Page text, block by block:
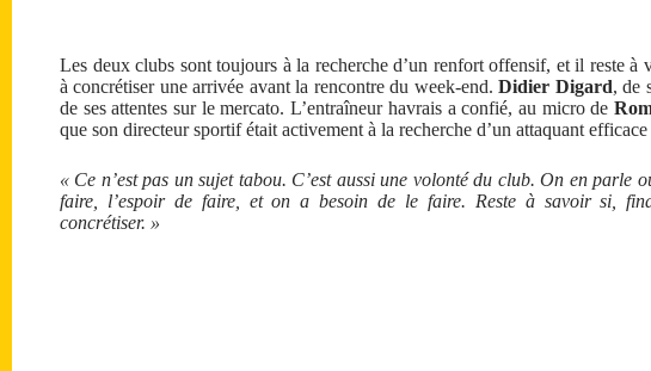
Les deux clubs sont toujours à la recherche d’un renfort offensif, et il reste à
à concrétiser une arrivée avant la rencontre du week-end.Didier Digard, de
de ses attentes sur le mercato. L’entraîneur havrais a confié, au micro de
que son directeur sportif était activement à la recherche d’un attaquant
« Ce n’est pas un sujet tabou. C’est aussi une volonté du club. On en parle
faire, l’espoir de faire, et on a besoin de le faire. Reste à savoir si,
concrétiser. »